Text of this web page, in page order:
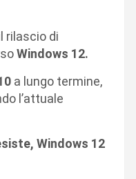
rilascio di
Windows 12.
a lungo termine,
l’attuale
Windows 12